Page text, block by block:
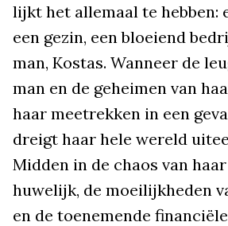
lijkt het allemaal te hebben:
een gezin, een bloeiend
man, Kostas. Wanneer de
man en de geheimen van
haar meetrekken in een
dreigt haar hele wereld
Midden in de chaos van
huwelijk, de moeilijkheden
en de toenemende